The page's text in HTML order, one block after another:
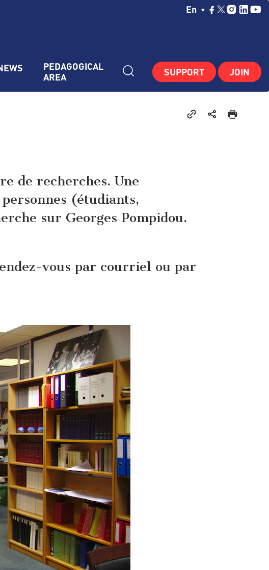
Choisissez Votre
En
PEDAGOGICAL
AREA
SUPPORT JOIN
de recherches. Une
(étudiants,
sur Georges Pompidou.
vous par courriel ou par